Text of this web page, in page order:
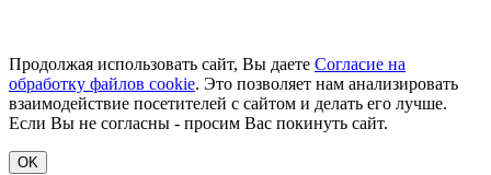
Продолжая использовать сайт, Вы даете Согласие на
обработку файлов cookie. Это позволяет нам анализировать
взаимодействие посетителей с сайтом и делать его лучше.
Если Вы не согласны - просим Вас покинуть сайт.
OK